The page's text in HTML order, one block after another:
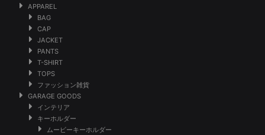
APPAREL
BAG
CAP
JACKET
PANTS
T-SHIRT
TOPS
ファッション雑貨
GARAGE GOODS
インテリア
キーホルダー
ムービーキーホルダー